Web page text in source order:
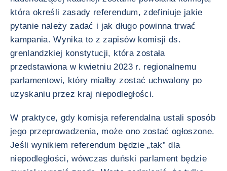
która określi zasady referendum, zdefiniuje jakie
pytanie należy zadać i jak długo powinna trwać
kampania. Wynika to z zapisów komisji ds.
grenlandzkiej konstytucji, która została
przedstawiona w kwietniu 2023 r. regionalnemu
parlamentowi, który miałby zostać uchwalony po
uzyskaniu przez kraj niepodległości.
W praktyce, gdy komisja referendalna ustali sposób
jego przeprowadzenia, może ono zostać ogłoszone.
Jeśli wynikiem referendum będzie „tak” dla
niepodległości, wówczas duński parlament będzie